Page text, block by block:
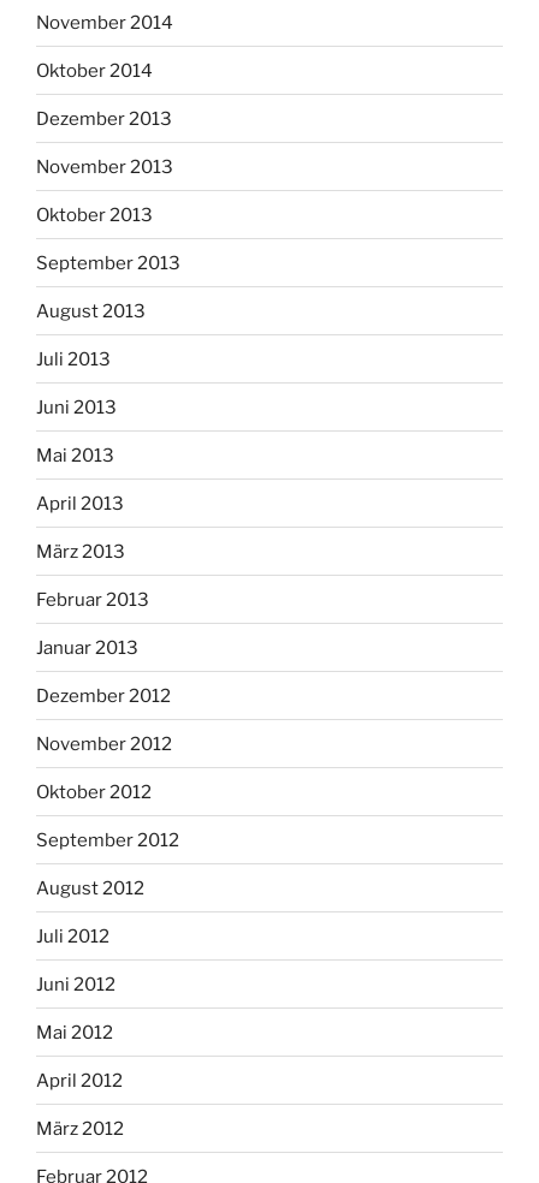
November 2014
Oktober 2014
Dezember 2013
November 2013
Oktober 2013
September 2013
August 2013
Juli 2013
Juni 2013
Mai 2013
April 2013
März 2013
Februar 2013
Januar 2013
Dezember 2012
November 2012
Oktober 2012
September 2012
August 2012
Juli 2012
Juni 2012
Mai 2012
April 2012
März 2012
Februar 2012